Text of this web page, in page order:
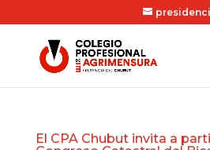
El CPA Chubut invita a